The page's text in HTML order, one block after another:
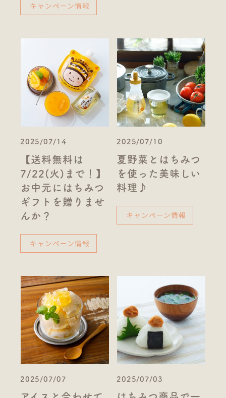
キャンペーン情報
2025/07/14
【送料無料は
7/22(火)まで！】
お中元にはちみつ
ギフトを贈りませ
んか？
キャンペーン情報
2025/07/10
夏野菜とはちみつ
を使った美味しい
料理♪
キャンペーン情報
2025/07/07 2025/07/03